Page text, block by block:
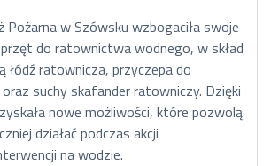
Pożarna w Szówsku wzbogaciła swoje
do ratownictwa wodnego, w skład
łódź ratownicza, przyczepa do
suchy skafander ratowniczy. Dzięki
nowe możliwości, które pozwolą
działać podczas akcji
na wodzie.